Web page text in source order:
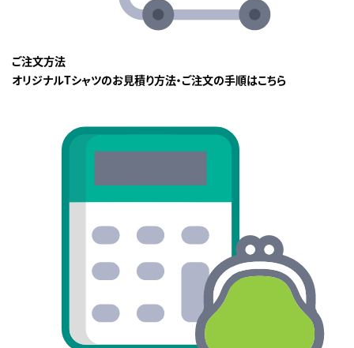
ご注文方法
オリジナルTシャツのお見積り方法・ご注文の手順はこちら